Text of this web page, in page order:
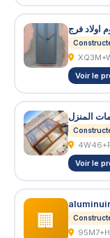
اولاد فرج
Voir le
المنزل
Voir le
🏢